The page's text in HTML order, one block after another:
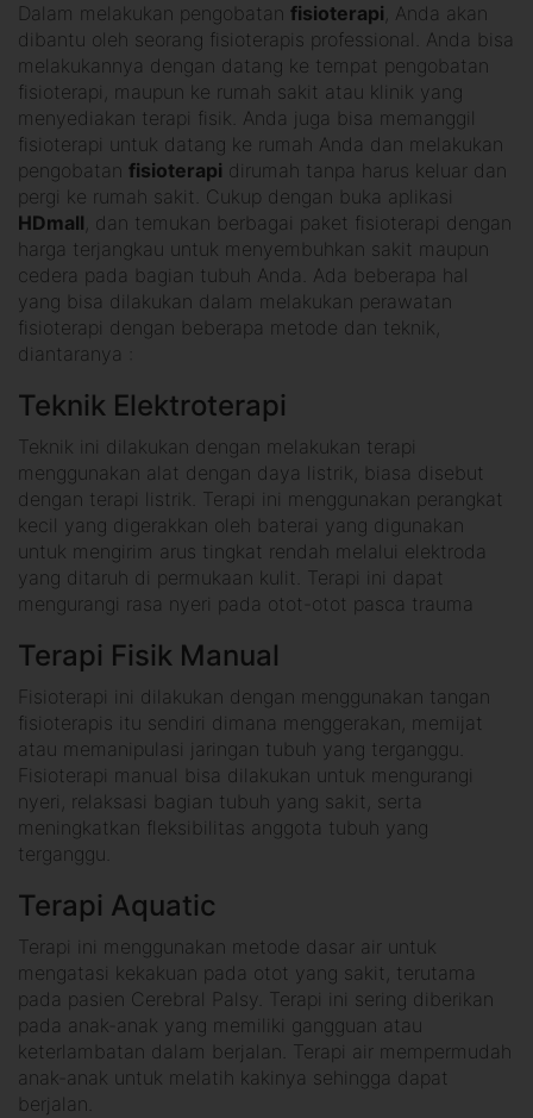
Dalam melakukan pengobatan fisioterapi, Anda akan
dibantu oleh seorang fisioterapis professional. Anda bisa
melakukannya dengan datang ke tempat pengobatan
fisioterapi, maupun ke rumah sakit atau klinik yang
menyediakan terapi fisik. Anda juga bisa memanggil
fisioterapi untuk datang ke rumah Anda dan melakukan
pengobatan fisioterapi dirumah tanpa harus keluar dan
pergi ke rumah sakit. Cukup dengan buka aplikasi
HDmall, dan temukan berbagai paket fisioterapi dengan
harga terjangkau untuk menyembuhkan sakit maupun
cedera pada bagian tubuh Anda. Ada beberapa hal
yang bisa dilakukan dalam melakukan perawatan
fisioterapi dengan beberapa metode dan teknik,
diantaranya :
Teknik Elektroterapi
Teknik ini dilakukan dengan melakukan terapi
menggunakan alat dengan daya listrik, biasa disebut
dengan terapi listrik. Terapi ini menggunakan perangkat
kecil yang digerakkan oleh baterai yang digunakan
untuk mengirim arus tingkat rendah melalui elektroda
yang ditaruh di permukaan kulit. Terapi ini dapat
mengurangi rasa nyeri pada otot-otot pasca trauma
Terapi Fisik Manual
Fisioterapi ini dilakukan dengan menggunakan tangan
fisioterapis itu sendiri dimana menggerakan, memijat
atau memanipulasi jaringan tubuh yang terganggu.
Fisioterapi manual bisa dilakukan untuk mengurangi
nyeri, relaksasi bagian tubuh yang sakit, serta
meningkatkan fleksibilitas anggota tubuh yang
terganggu.
Terapi Aquatic
Terapi ini menggunakan metode dasar air untuk
mengatasi kekakuan pada otot yang sakit, terutama
pada pasien Cerebral Palsy. Terapi ini sering diberikan
pada anak-anak yang memiliki gangguan atau
keterlambatan dalam berjalan. Terapi air mempermudah
anak-anak untuk melatih kakinya sehingga dapat
berjalan.